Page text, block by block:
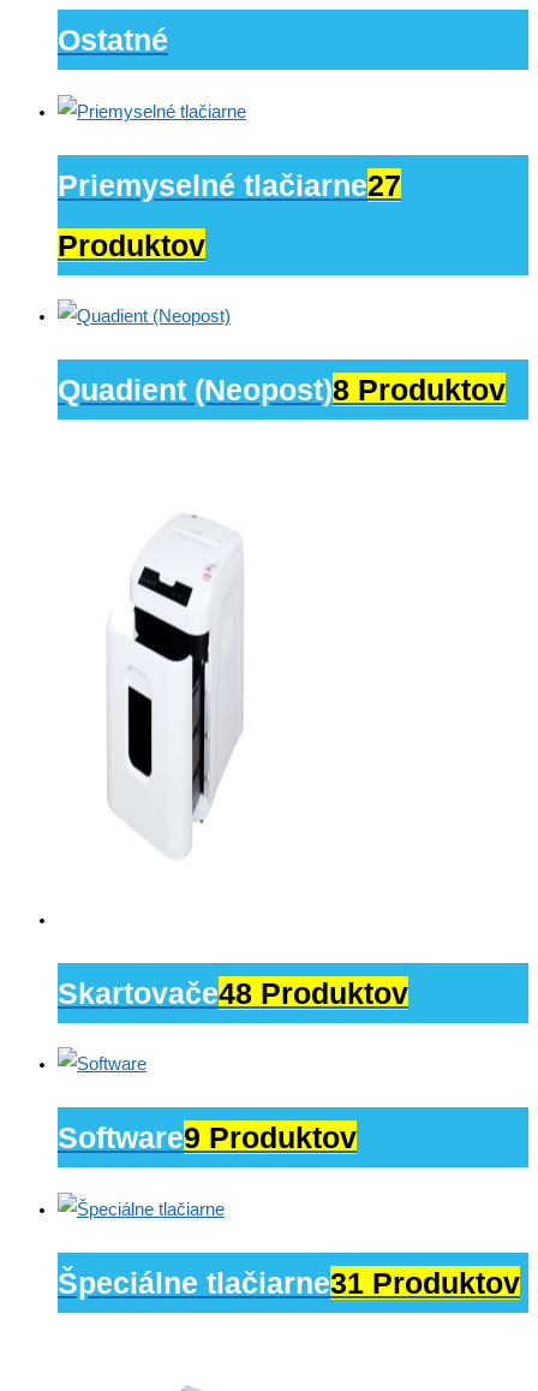
Ostatné
Priemyselné tlačiarne27
Produktov
Quadient (Neopost)8 Produktov
Skartovače48 Produktov
Software9 Produktov
Špeciálne tlačiarne31 Produktov